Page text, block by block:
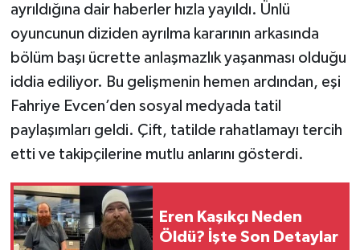
ayrıldığına dair haberler hızla yayıldı. Ünlü
oyuncunun diziden ayrılma kararının arkasında
bölüm başı ücrette anlaşmazlık yaşanması olduğu
iddia ediliyor. Bu gelişmenin hemen ardından, eşi
Fahriye Evcen’den sosyal medyada tatil
paylaşımları geldi. Çift, tatilde rahatlamayı tercih
etti ve takipçilerine mutlu anlarını gösterdi.
Eren Kaşıkçı Neden
Öldü? İşte Son Detaylar